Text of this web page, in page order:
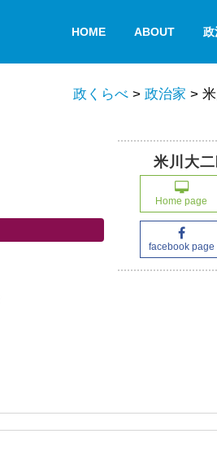
HOME ABOUT 政
政くらべ > 政治家 >
米川大
Home page
facebook page